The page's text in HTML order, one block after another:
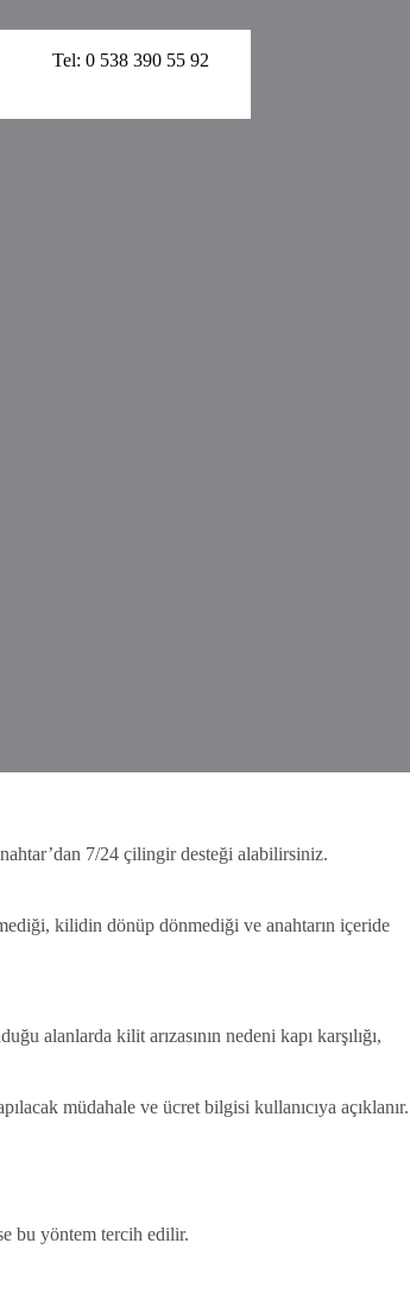
Tel: 0 538 390 55 92
7/24 çilingir desteği alabilirsiniz.
kilidin dönüp dönmediği ve anahtarın içeride
alanlarda kilit arızasının nedeni kapı karşılığı,
müdahale ve ücret bilgisi kullanıcıya açıklanır.
bu yöntem tercih edilir.